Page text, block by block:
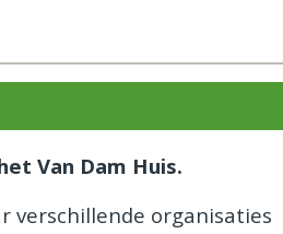
Van Dam Huis.
verschillende organisaties